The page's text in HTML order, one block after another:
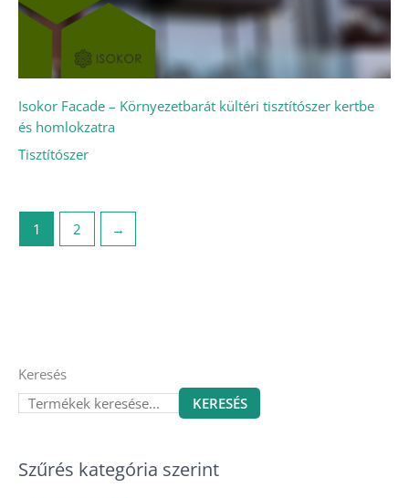
Keresés
KERESÉS
Szűrés kategória szerint
Isokor Facade – Környezetbarát kültéri tisztítószer kertbe
és homlokzatra
Tisztítószer
1 2 →